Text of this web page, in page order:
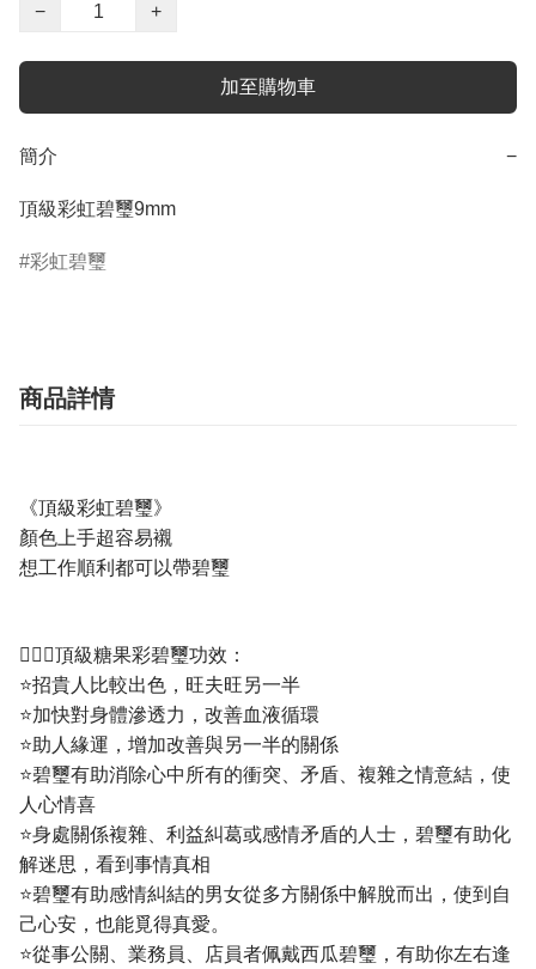
−
+
加至購物車
簡介 −
頂級彩虹碧璽9mm
彩虹碧璽
商品詳情
《頂級彩虹碧璽》
顏色上手超容易襯
想工作順利都可以帶碧璽
💁🏼‍♀️頂級糖果彩碧璽功效：
⭐招貴人比較出色，旺夫旺另一半
⭐加快對身體滲透力，改善血液循環
⭐助人緣運，增加改善與另一半的關係
⭐碧璽有助消除心中所有的衝突、矛盾、複雜之情意結，使
人心情喜
⭐身處關係複雜、利益糾葛或感情矛盾的人士，碧璽有助化
解迷思，看到事情真相
⭐碧璽有助感情糾結的男女從多方關係中解脫而出，使到自
己心安，也能覓得真愛。
⭐從事公關、業務員、店員者佩戴西瓜碧璽，有助你左右逢